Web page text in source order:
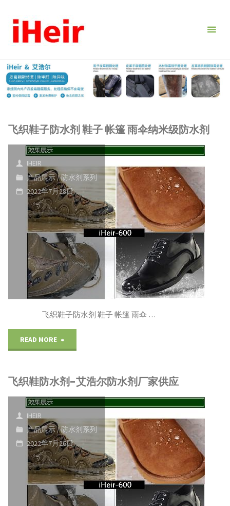
容。
飞织鞋子防水剂 鞋子 帐篷 雨伞纳米级防水剂
IHEIR
产品展示/防水剂系列
2022年7月28日
飞织鞋子防水剂 鞋子 帐篷 雨伞 …
READ MORE
鞋
子
防
水
剂
鞋
飞织鞋防水剂-艾浩尔防水剂厂家供应
IHEIR
产品展示/防水剂系列
2022年7月26日